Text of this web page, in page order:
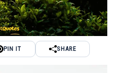
PIN IT SHARE